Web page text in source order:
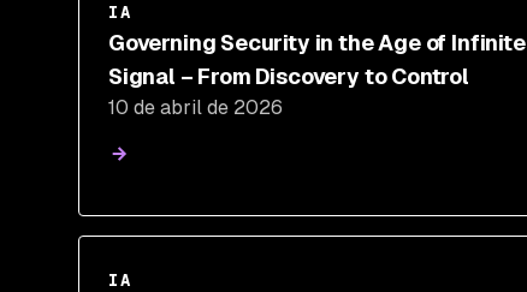
IA
Governing Security in the Age of Infinite
Signal – From Discovery to Control
10 de abril de 2026
IA